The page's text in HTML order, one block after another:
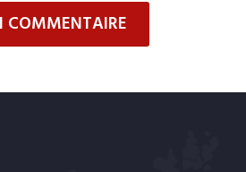
COMMENTAIRE